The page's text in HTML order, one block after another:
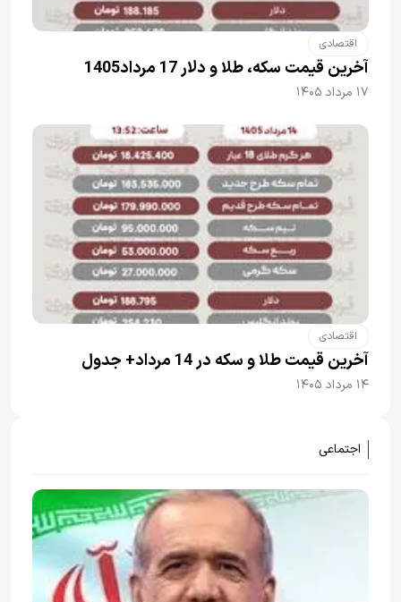
اقتصادی
آخرین قیمت سکه، طلا و دلار 17 مرداد1405
۱۷ مرداد ۱۴۰۵
اقتصادی
آخرین قیمت طلا و سکه در 14 مرداد+ جدول
۱۴ مرداد ۱۴۰۵
اجتماعی